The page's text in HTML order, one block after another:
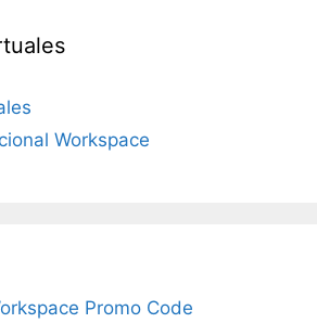
Workspace
Promo Code